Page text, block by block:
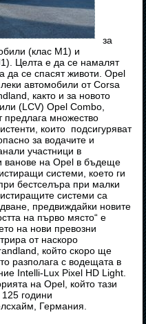
за
(клас M1) и
Целта е да се намалят
да се спасят животи. Opel
автомобили от Corsa
както и за новото
(LCV) Opel Combo,
предлага множество
които подсигуряват
за водачите и
участници в
ванове на Opel в бъдеще
системи, което ги
бестселъра при малки
системи са
предвиждайки новите
на първо място“ е
на нови превозни
от наскоро
който скоро ще
разполага с водещата в
Intelli-Lux Pixel HD Light.
на Opel, който тази
години
Германия.